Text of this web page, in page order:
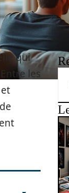
qui
les
et